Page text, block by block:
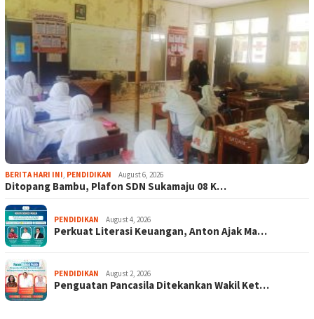
BERITA HARI INI PENDIDIKAN August 6, 2026
Ditopang Bambu, Plafon SDN Sukamaju 08 K…
PENDIDIKAN August 4, 2026
Perkuat Literasi Keuangan, Anton Ajak Ma…
PENDIDIKAN August 2, 2026
Penguatan Pancasila Ditekankan Wakil Ket…